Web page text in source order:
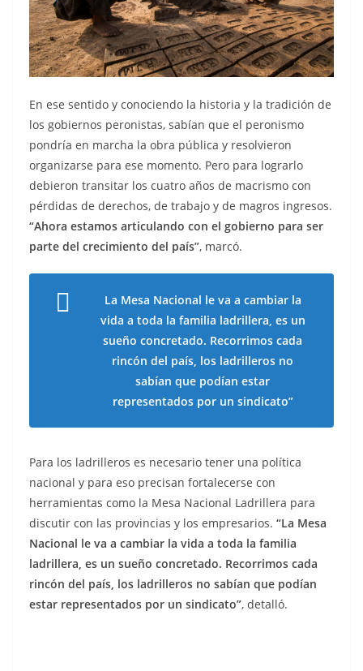
En ese sentido y conociendo la historia y la tradición de
los gobiernos peronistas, sabían que el peronismo
pondría en marcha la obra pública y resolvieron
organizarse para ese momento. Pero para lograrlo
debieron transitar los cuatro años de macrismo con
pérdidas de derechos, de trabajo y de magros ingresos.
“Ahora estamos articulando con el gobierno para ser
parte del crecimiento del país”, marcó.
La Mesa Nacional le va a cambiar la
vida a toda la familia ladrillera, es un
sueño concretado. Recorrimos cada
rincón del país, los ladrilleros no
sabían que podían estar
representados por un sindicato”
Para los ladrilleros es necesario tener una política
nacional y para eso precisan fortalecerse con
herramientas como la Mesa Nacional Ladrillera para
discutir con las provincias y los empresarios. “La Mesa
Nacional le va a cambiar la vida a toda la familia
ladrillera, es un sueño concretado. Recorrimos cada
rincón del país, los ladrilleros no sabían que podían
estar representados por un sindicato”, detalló.